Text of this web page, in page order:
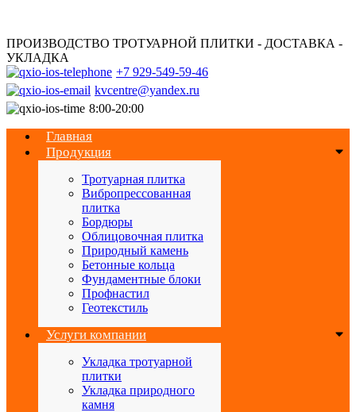
ПРОИЗВОДСТВО ТРОТУАРНОЙ ПЛИТКИ - ДОСТАВКА -
УКЛАДКА
+7 929-549-59-46
kvcentre@yandex.ru
8:00-20:00
Главная
Продукция
Тротуарная плитка
Вибропрессованная
плитка
Бордюры
Облицовочная плитка
Природный камень
Бетонные кольца
Фундаментные блоки
Профнастил
Геотекстиль
Услуги компании
Укладка тротуарной
плитки
Укладка природного
камня